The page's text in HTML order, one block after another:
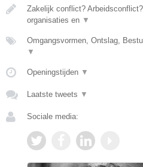
Zakelijk conflict?
organisaties en ▼
Omgangsvormen, Ontslag,
▼
Openingstijden ▼
Laatste tweets ▼
Sociale media: